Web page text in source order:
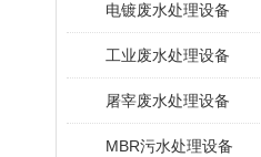
电镀废水处理设备
工业废水处理设备
屠宰废水处理设备
MBR污水处理设备